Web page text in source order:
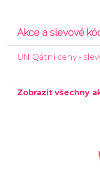
Akce a slevové
UNIQátní ceny -
Zobrazit všechny